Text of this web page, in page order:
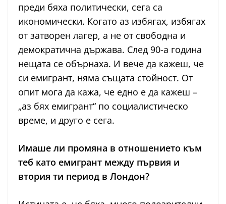
преди бяха политически, сега са
икономически. Когато аз избягах, избягах
от затворен лагер, а не от свободна и
демократична държава. След 90-а година
нещата се обърнаха. И вече да кажеш, че
си емигрант, няма същата стойност. От
опит мога да кажа, че едно е да кажеш –
„аз бях емигрант“ по социалистическо
време, и друго е сега.
Имаше ли промяна в отношението към
теб като емигрант между първия и
втория ти период в Лондон?